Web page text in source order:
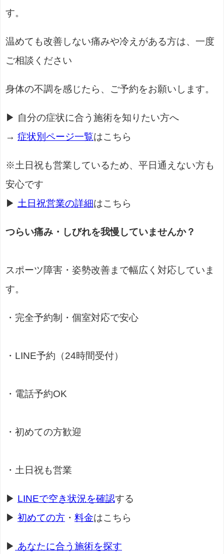
す。
温めても改善しない痛みや冷えがある方は、一度
ご相談ください
身体の不調を感じたら、ご予約をお願いします。
▶ 自分の症状に合う施術を知りたい方へ
→ 症状別ページ一覧はこちら
※土日祝も営業しているため、平日通えない方も
安心です
▶ 土日祝営業の詳細はこちら
つらい痛み・しびれを我慢していませんか？
スポーツ障害・姿勢改善まで幅広く対応していま
す。
・完全予約制・個室対応で安心
・LINE予約（24時間受付）
・電話予約OK
・初めての方歓迎
・土日祝も営業
▶ LINEで空き状況を確認する
▶ 初めての方 ・ 料金はこちら
▶ あなたに合う施術を探す